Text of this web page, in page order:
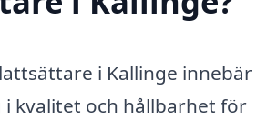
i Kallinge innebär
i kvalitet och hållbarhet för